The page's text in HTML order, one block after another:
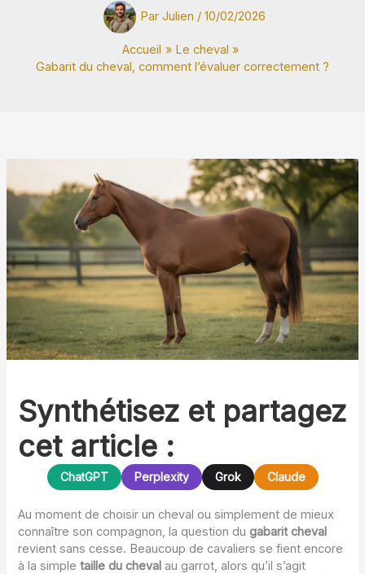
Par Julien / 10/02/2026
Accueil
Le cheval
Gabarit du cheval, comment l’évaluer correctement ?
Synthétisez et partagez
cet article :
ChatGPT Perplexity Grok Claude
Au moment de choisir un cheval ou simplement de mieux
connaître son compagnon, la question dugabarit cheval
revient sans cesse. Beaucoup de cavaliers se fient encore
à la simpletaille du cheval au garrot, alors qu’il s’agit